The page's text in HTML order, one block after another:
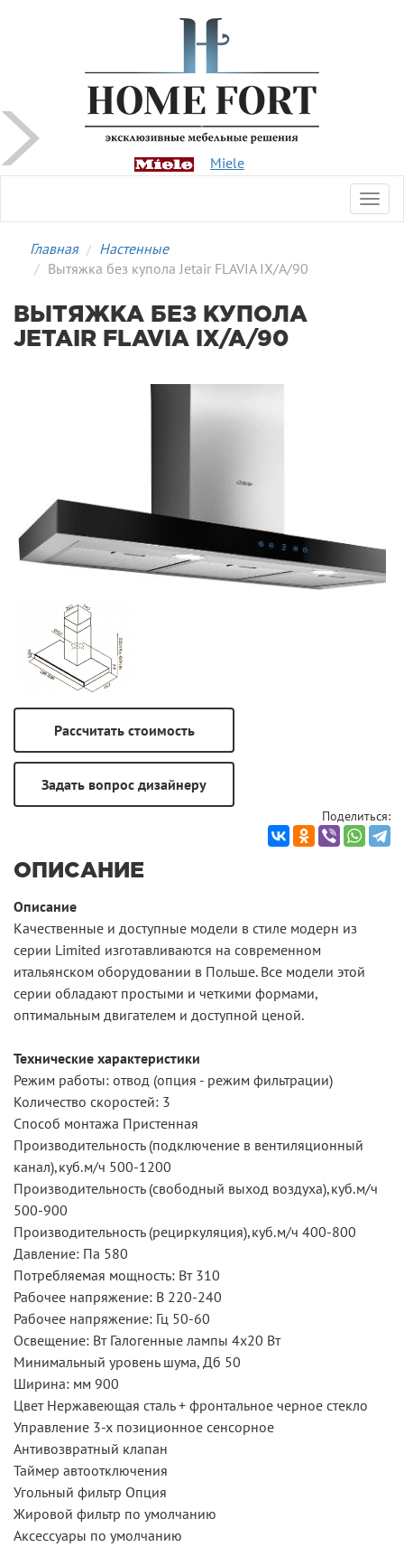
Miele
Главная
Настенные
Вытяжка без купола Jetair FLAVIA IX/A/90
ВЫТЯЖКА БЕЗ КУПОЛА
JETAIR FLAVIA IX/A/90
Поделиться:
ОПИСАНИЕ
Описание
Качественные и доступные модели в стиле модерн из
серии Limited изготавливаются на современном
итальянском оборудовании в Польше. Все модели этой
серии обладают простыми и четкими формами,
оптимальным двигателем и доступной ценой.
Технические характеристики
Режим работы: отвод (опция - режим фильтрации)
Количество скоростей: 3
Способ монтажа Пристенная
Производительность (подключение в вентиляционный
канал),куб.м/ч 500-1200
Производительность (свободный выход воздуха),куб.м/ч
500-900
Производительность (рециркуляция),куб.м/ч 400-800
Давление: Па 580
Потребляемая мощность: Вт 310
Рабочее напряжение: В 220-240
Рабочее напряжение: Гц 50-60
Освещение: Вт Галогенные лампы 4x20 Вт
Минимальный уровень шума, Дб 50
Ширина: мм 900
Цвет Нержавеющая сталь + фронтальное черное стекло
Управление 3-х позиционное сенсорное
Антивозвратный клапан
Таймер автоотключения
Угольный фильтр Опция
Жировой фильтр по умолчанию
Аксессуары по умолчанию